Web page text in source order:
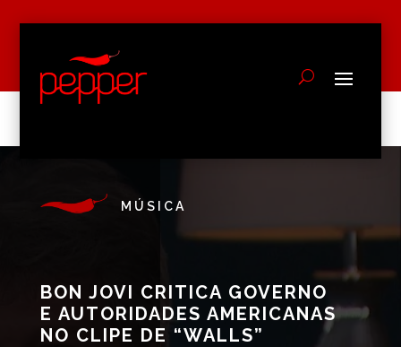
MÚSICA
BON JOVI CRITICA GOVERNO
E AUTORIDADES AMERICANAS
NO CLIPE DE “WALLS”